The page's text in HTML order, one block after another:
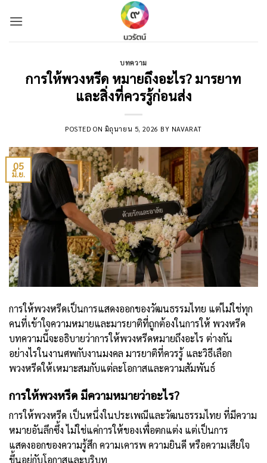
บทความ
การให้พวงหรีด หมายถึงอะไร? มารยาท
และสิ่งที่ควรรู้ก่อนส่ง
POSTED ON มิถุนายน 5, 2026 BY NAVARAT
05
มิ.ย.
การให้พวงหรีดเป็นการแสดงออกของวัฒนธรรมไทย แต่ไม่ใช่ทุก
คนที่เข้าใจความหมายและมารยาติที่ถูกต้องในการให้ พวงหรีด
บทความนี้จะอธิบายว่าการให้พวงหรีดหมายถึงอะไร ต่างกัน
อย่างไรในงานศพกับงานมงคล มารยาติที่ควรรู้ และวิธีเลือก
พวงหรีดให้เหมาะสมกับแต่ละโอกาสและความสัมพันธ์
การให้พวงหรีด มีความหมายว่าอะไร?
การให้พวงหรีด เป็นหนึ่งในประเพณีและวัฒนธรรมไทย ที่มีความ
หมายอันลึกซึ้ง ไม่ใช่แค่การให้ของเพื่อตกแต่ง แต่เป็นการ
แสดงออกของความรู้สึก ความเคารพ ความยินดี หรือความเสียใจ
ขึ้นอยู่กับโอกาสและบริบท